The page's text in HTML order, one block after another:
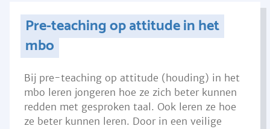
Pre-teaching op attitude in het
mbo
Bij pre-teaching op attitude (houding) in het
mbo leren jongeren hoe ze zich beter kunnen
redden met gesproken taal. Ook leren ze hoe
ze beter kunnen leren. Door in een veilige